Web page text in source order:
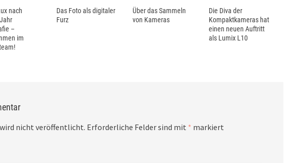
nach
–
im
Das Foto als digitaler
Furz
Über das Sammeln
von Kameras
Die Diva der
Kompaktkameras hat
einen neuen Auftritt
als Lumix L10
nicht veröffentlicht. Erforderliche Felder sind mit * markiert